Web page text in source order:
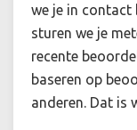
we je in contact
sturen we je
recente
baseren op
anderen. Dat is